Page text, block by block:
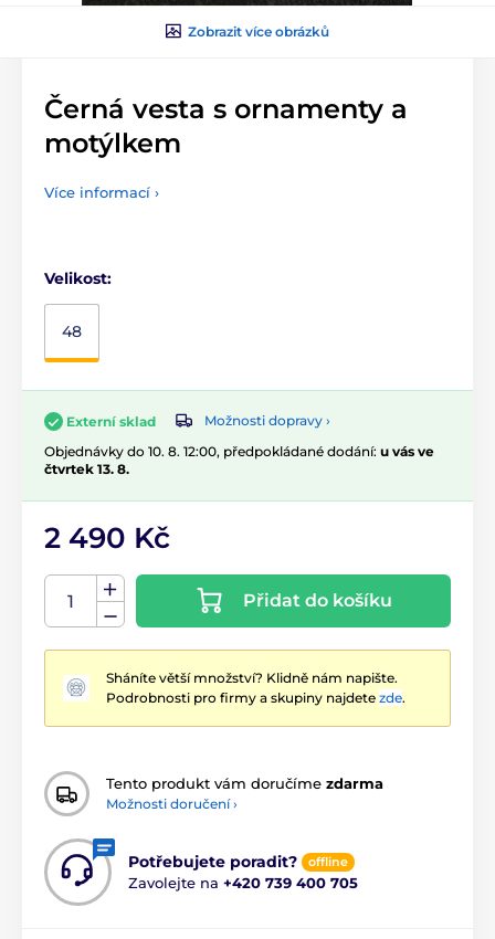
Zobrazit více obrázků
Černá vesta s ornamenty a
motýlkem
Více informací ›
Velikost:
48
Externí sklad
Možnosti dopravy ›
Objednávky do 10. 8. 12:00, předpokládané dodání: u vás ve
čtvrtek 13. 8.
2 490 Kč
Přidat do košíku
Sháníte větší množství? Klidně nám napište.
Podrobnosti pro firmy a skupiny najdete zde.
Tento produkt vám doručíme zdarma
Možnosti doručení ›
Potřebujete poradit? offline
Zavolejte na +420 739 400 705